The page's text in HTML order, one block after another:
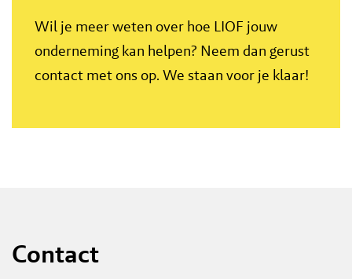
Wil je meer weten over hoe LIOF jouw
onderneming kan helpen? Neem dan gerust
contact met ons op. We staan voor je klaar!
Contact